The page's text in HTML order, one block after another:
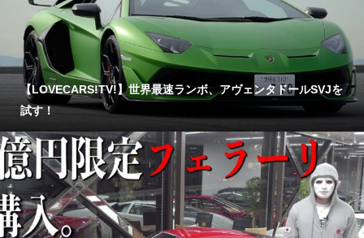
【LOVECARS!TV!】世界最速ランボ、アヴェンタドールSVJを
試す！